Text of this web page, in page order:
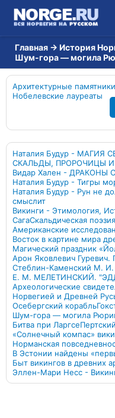
Главная → История
Шум-гора — могила
Архитектурные
Нобелевские лауреаты
Наталия Будур - МАГИЯ
СКАЛЬДЫ, ПРОРОЧИЦЫ
Видар Хален - ДРАКОНЫ
Наталия Будур - Тигры
Наталия Будур - Рун не
смыслит
Викинги - Этимология,
СагаСкальдическая поэзия
Американские
Восток в картине мира
Магический праздник
Арон Яковлевич Гуревич.
Стеблин-Каменский М.
Е. М. МЕЛЕТИНСКИЙ.
Археологические
Норвегией и Древней
Осебергский корабль
Шум-гора — могила
Битва при Ларгсе
«Солнечный компас»
Норманская
В Эстонии найдены
Быт викингов в древних
Эллен-Мари Несс -